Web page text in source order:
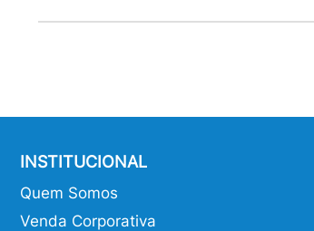
INSTITUCIONAL
Quem Somos
Venda Corporativa